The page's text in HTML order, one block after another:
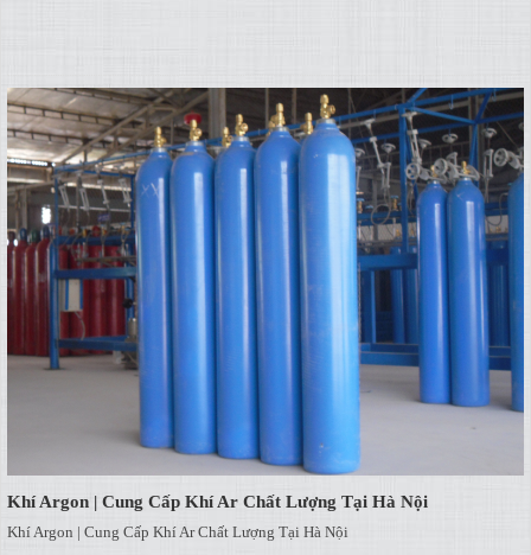
Khí Argon | Cung Cấp Khí Ar Chất Lượng Tại Hà Nội
Khí Argon | Cung Cấp Khí Ar Chất Lượng Tại Hà Nội